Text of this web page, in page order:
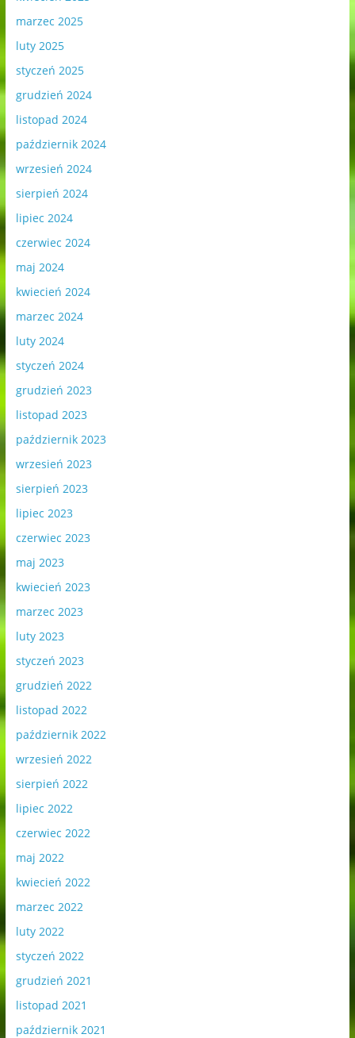
marzec 2025
luty 2025
styczeń 2025
grudzień 2024
listopad 2024
październik 2024
wrzesień 2024
sierpień 2024
lipiec 2024
czerwiec 2024
maj 2024
kwiecień 2024
marzec 2024
luty 2024
styczeń 2024
grudzień 2023
listopad 2023
październik 2023
wrzesień 2023
sierpień 2023
lipiec 2023
czerwiec 2023
maj 2023
kwiecień 2023
marzec 2023
luty 2023
styczeń 2023
grudzień 2022
listopad 2022
październik 2022
wrzesień 2022
sierpień 2022
lipiec 2022
czerwiec 2022
maj 2022
kwiecień 2022
marzec 2022
luty 2022
styczeń 2022
grudzień 2021
listopad 2021
październik 2021